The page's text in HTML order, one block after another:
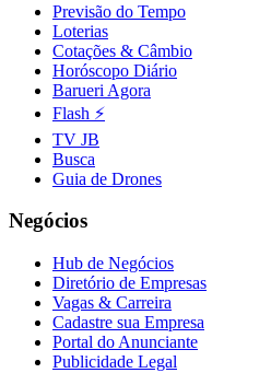
Previsão do Tempo
Loterias
Cotações & Câmbio
Horóscopo Diário
Barueri Agora
Flash ⚡
TV JB
Busca
Guia de Drones
Negócios
Hub de Negócios
Diretório de Empresas
Vagas & Carreira
Cadastre sua Empresa
Portal do Anunciante
Publicidade Legal